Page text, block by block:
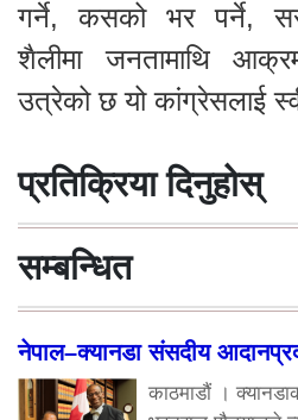
गर्ने, कसको भर पर्ने,
शैलीमा जनतामाथि
उत्रेको छ यो कांग्रेसलाई
प्रतिक्रिया दिनुहोस्
सम्बन्धित
नेपाल–क्यानडा संसदीय
काठमाडौं ।